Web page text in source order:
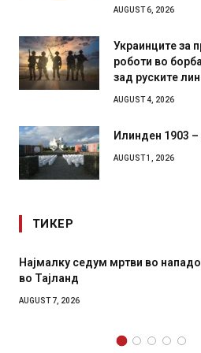
AUGUST 6, 2026
Украинците за
роботи во
зад руските
AUGUST 4, 2026
Илинден 1903
AUGUST 1, 2026
ТИКЕР
мртви во нападот врз училиште